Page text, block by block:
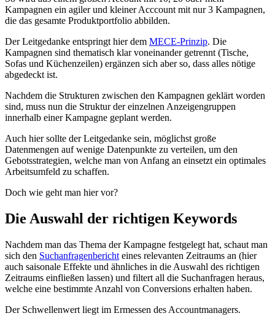
Kampagnen ein agiler und kleiner Acccount mit nur 3 Kampagnen,
die das gesamte Produktportfolio abbilden.
Der Leitgedanke entspringt hier dem MECE-Prinzip. Die
Kampagnen sind thematisch klar voneinander getrennt (Tische,
Sofas und Küchenzeilen) ergänzen sich aber so, dass alles nötige
abgedeckt ist.
Nachdem die Strukturen zwischen den Kampagnen geklärt worden
sind, muss nun die Struktur der einzelnen Anzeigengruppen
innerhalb einer Kampagne geplant werden.
Auch hier sollte der Leitgedanke sein, möglichst große
Datenmengen auf wenige Datenpunkte zu verteilen, um den
Gebotsstrategien, welche man von Anfang an einsetzt ein optimales
Arbeitsumfeld zu schaffen.
Doch wie geht man hier vor?
Die Auswahl der richtigen Keywords
Nachdem man das Thema der Kampagne festgelegt hat, schaut man
sich den Suchanfragenbericht eines relevanten Zeitraums an (hier
auch saisonale Effekte und ähnliches in die Auswahl des richtigen
Zeitraums einfließen lassen) und filtert all die Suchanfragen heraus,
welche eine bestimmte Anzahl von Conversions erhalten haben.
Der Schwellenwert liegt im Ermessen des Accountmanagers.